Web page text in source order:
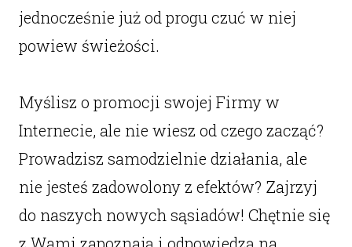
jednocześnie już od progu czuć w niej
powiew świeżości.
Myślisz o promocji swojej Firmy w
Internecie, ale nie wiesz od czego zacząć?
Prowadzisz samodzielnie działania, ale
nie jesteś zadowolony z efektów? Zajrzyj
do naszych nowych sąsiadów! Chętnie się